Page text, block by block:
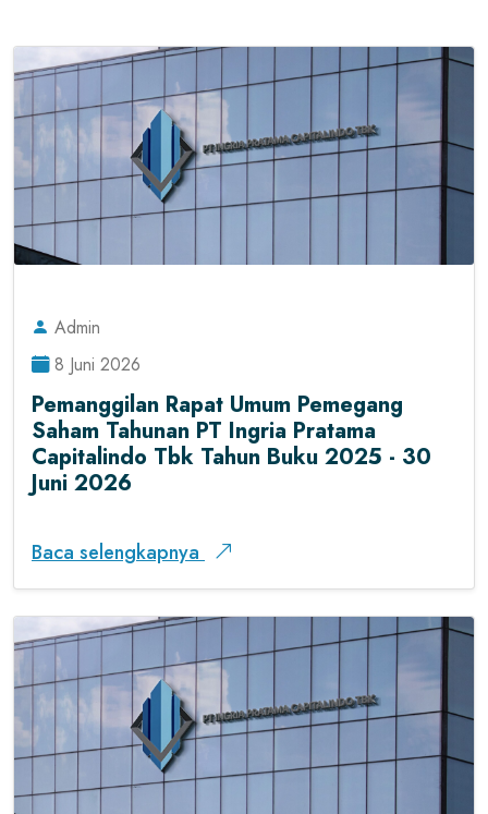
Admin
8 Juni 2026
Pemanggilan Rapat Umum Pemegang
Saham Tahunan PT Ingria Pratama
Capitalindo Tbk Tahun Buku 2025 - 30
Juni 2026
Baca selengkapnya